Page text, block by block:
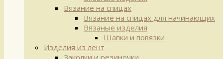
Вязание на спицах
Вязание на спицах для начинающих
Вязаные изделия
Шапки и повязки
Изделия из лент
Заколки и резиночки